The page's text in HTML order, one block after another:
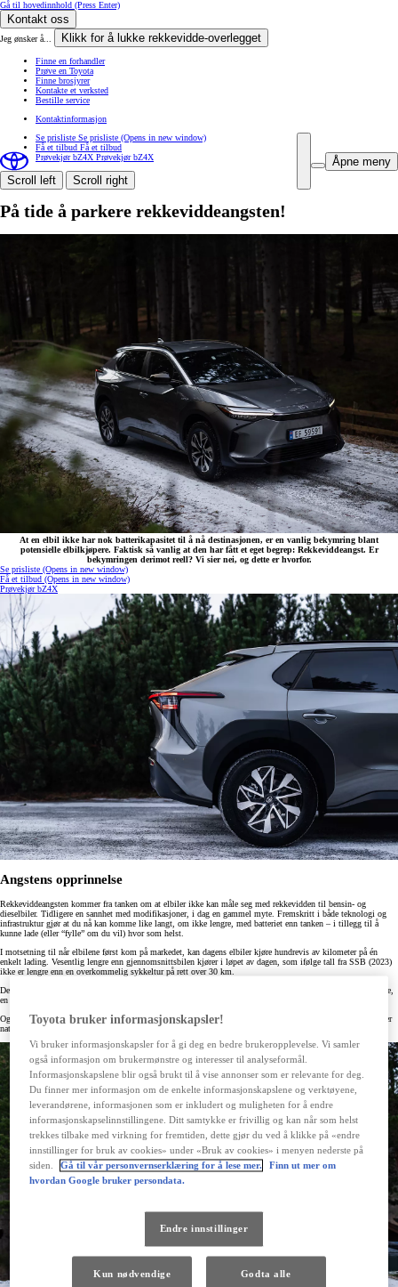
Gå til hovedinnhold (Press Enter)
Kontakt oss
Jeg ønsker å... Klikk for å lukke rekkevidde-overlegget
Finne en forhandler
Prøve en Toyota
Finne brosjyrer
Kontakte et verksted
Bestille service
Kontaktinformasjon
Åpne meny
Se prisliste Se prisliste (Opens in new window)
Få et tilbud Få et tilbud
Prøvekjør bZ4X Prøvekjør bZ4X
Scroll left Scroll right
På tide å parkere rekkeviddeangsten!
At en elbil ikke har nok batterikapasitet til å nå destinasjonen, er en vanlig bekymring blant
potensielle elbilkjøpere. Faktisk så vanlig at den har fått et eget begrep: Rekkeviddeangst. Er
bekymringen derimot reell? Vi sier nei, og dette er hvorfor.
Se prisliste (Opens in new window)
Få et tilbud (Opens in new window)
Prøvekjør bZ4X
Angstens opprinnelse
Rekkeviddeangsten kommer fra tanken om at elbiler ikke kan måle seg med rekkevidden til bensin- og
dieselbiler. Tidligere en sannhet med modifikasjoner, i dag en gammel myte. Fremskritt i både teknologi og
infrastruktur gjør at du nå kan komme like langt, om ikke lengre, med batteriet enn tanken – i tillegg til å
kunne lade (eller “fylle” om du vil) hvor som helst.
I motsetning til når elbilene først kom på markedet, kan dagens elbiler kjøre hundrevis av kilometer på én
enkelt lading. Vesentlig lengre enn gjennomsnittsbilen kjører i løpet av dagen, som ifølge tall fra SSB (2023)
ikke er lengre enn en overkommelig sykkeltur på rett over 30 km.
Det betyr at for folk flest holder faktisk batteriet hele uken, inkludert pendling til jobben, henting i barnehage,
en svipptur innom svigers og att og frem til butikken.
Og skulle du trenge strøm, har flesteparten en kompakt liten lader installert hjemme, som ”fyller tanken” over
natten – når det er billigst. En luksus vi aldri fikk med fossilbilene.
Toyota bruker informasjonskapsler!
Vi bruker informasjonskapsler for å gi deg en bedre brukeropplevelse. Vi samler
også informasjon om brukermønstre og interesser til analyseformål.
Informasjonskapslene blir også brukt til å vise annonser som er relevante for deg.
Du finner mer informasjon om de enkelte informasjonskapslene og verktøyene,
leverandørene, informasjonen som er inkludert og muligheten for å endre
informasjonskapselinnstillingene. Ditt samtykke er frivillig og kan når som helst
trekkes tilbake med virkning for fremtiden, dette gjør du ved å klikke på «endre
innstillinger for bruk av cookies» under «Bruk av cookies» i menyen nederste på
siden.
Gå til vår personvernserklæring for å lese mer.
Finn ut mer om
hvordan Google bruker persondata.
Endre innstillinger
Kun nødvendige Godta alle